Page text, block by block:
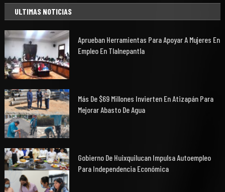
ULTIMAS NOTICIAS
Aprueban Herramientas Para Apoyar A Mujeres En
Empleo En Tlalnepantla
Más De $69 Millones Invierten En Atizapán Para
Mejorar Abasto De Agua
Gobierno De Huixquilucan Impulsa Autoempleo
Para Independencia Económica